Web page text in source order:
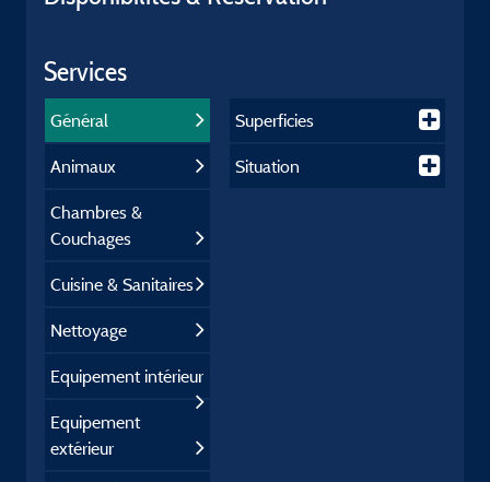
Services
Général
Animaux
Chambres &
Couchages
Cuisine & Sanitaires
Nettoyage
Equipement intérieur
Equipement
extérieur
Superficies
Situation